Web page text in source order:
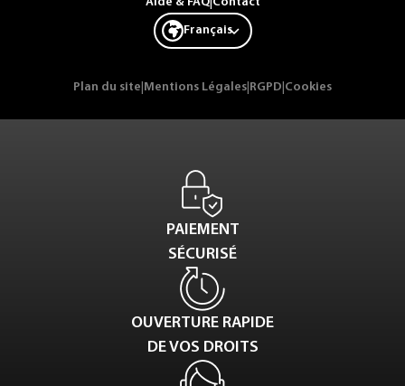
Français
Plan du site Mentions Légales RGPD Cookies
PAIEMENT
SÉCURISÉ
OUVERTURE RAPIDE
DE VOS DROITS